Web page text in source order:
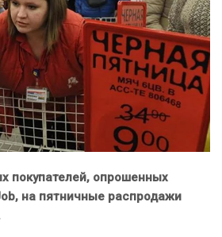
покупателей, опрошенных
на пятничные распродажи